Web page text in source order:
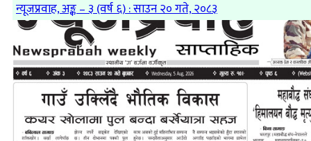
न्यूजप्रवाह, अङ्क – ३ (वर्ष ६) : साउन २० गते, २०८३